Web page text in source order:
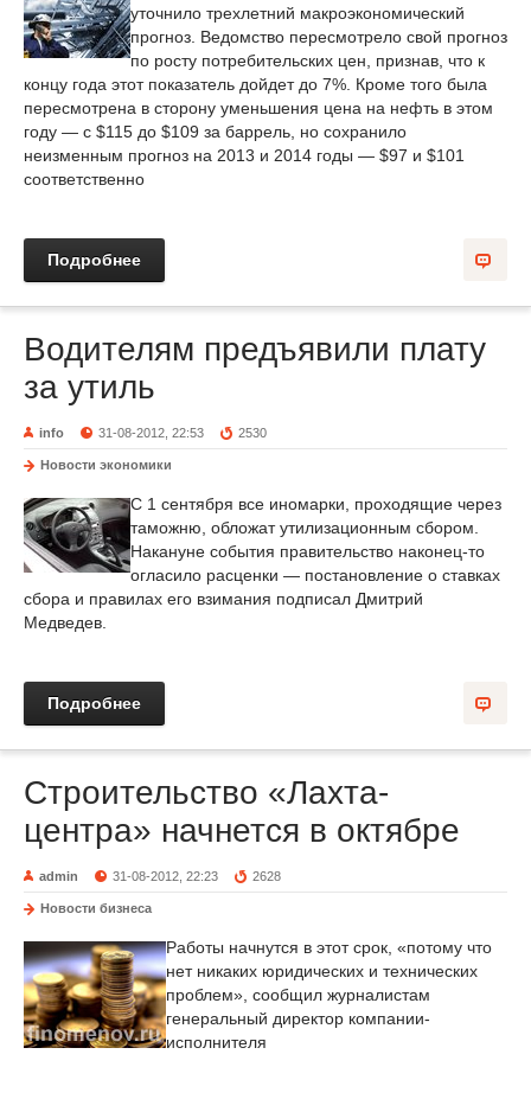
уточнило трехлетний макроэкономический
прогноз. Ведомство пересмотрело свой прогноз
по росту потребительских цен, признав, что к
концу года этот показатель дойдет до 7%. Кроме того была
пересмотрена в сторону уменьшения цена на нефть в этом
году — с $115 до $109 за баррель, но сохранило
неизменным прогноз на 2013 и 2014 годы — $97 и $101
соответственно
Подробнее
Водителям предъявили плату
за утиль
info 31-08-2012, 22:53 2530
Новости экономики
С 1 сентября все иномарки, проходящие через
таможню, обложат утилизационным сбором.
Накануне события правительство наконец-то
огласило расценки — постановление о ставках
сбора и правилах его взимания подписал Дмитрий
Медведев.
Подробнее
Строительство «Лахта-
центра» начнется в октябре
admin 31-08-2012, 22:23 2628
Новости бизнеса
Работы начнутся в этот срок, «потому что
нет никаких юридических и технических
проблем», сообщил журналистам
генеральный директор компании-
исполнителя